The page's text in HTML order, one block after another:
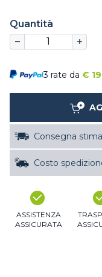
Quantità
3 rate da €
Consegna
Costo
ASSISTENZA
ASSICURATA